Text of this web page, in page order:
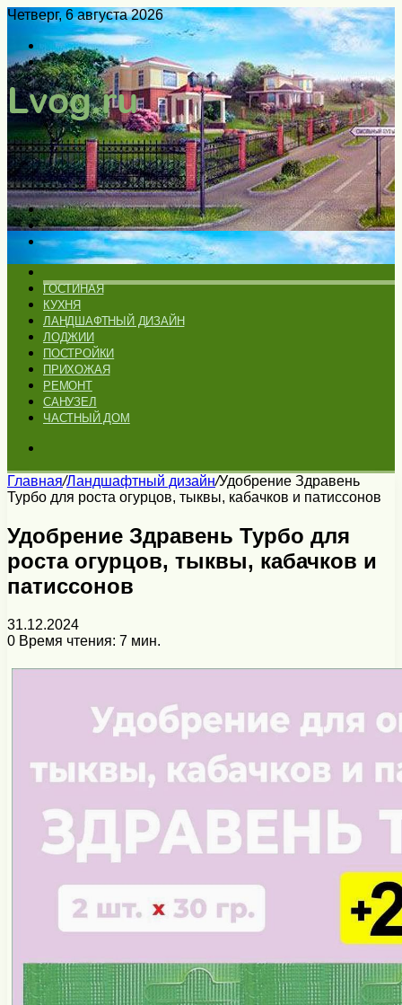
Четверг, 6 августа 2026
Войти
Switch
skin
Меню
Искать
Switch
skin
ГОСТИНАЯ
КУХНЯ
ЛАНДШАФТНЫЙ ДИЗАЙН
ЛОДЖИИ
ПОСТРОЙКИ
ПРИХОЖАЯ
РЕМОНТ
САНУЗЕЛ
ЧАСТНЫЙ ДОМ
Главная/Ландшафтный дизайн/Удобрение Здравень
Турбо для роста огурцов, тыквы, кабачков и патиссонов
Удобрение Здравень Турбо для
роста огурцов, тыквы, кабачков и
патиссонов
31.12.2024
0 Время чтения: 7 мин.